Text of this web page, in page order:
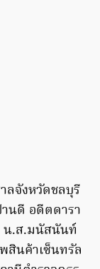
ลจังหวัดชลบุรี
นดี อดีตดารา
น.ส.มนัสนันท์
สินค้าเซ็นทรัล